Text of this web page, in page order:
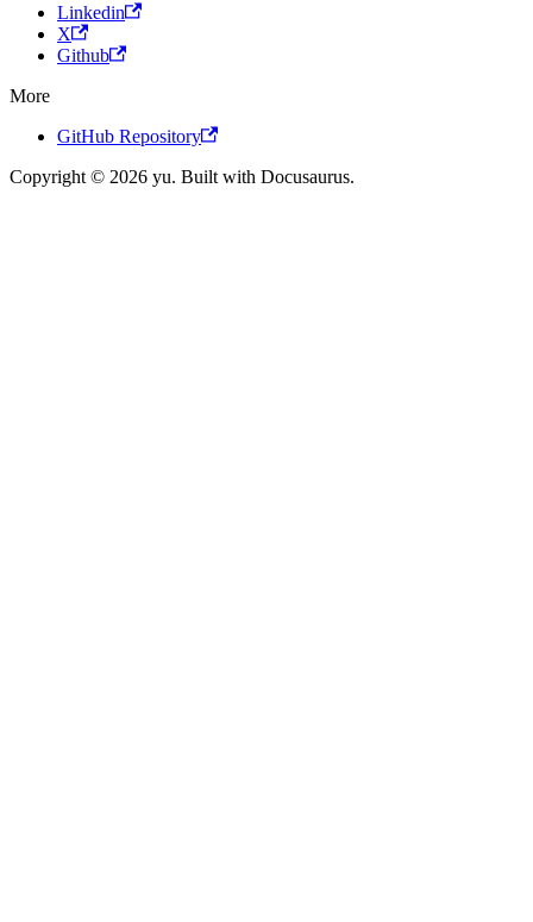
Linkedin
X
Github
More
GitHub Repository
Copyright © 2026 yu. Built with Docusaurus.